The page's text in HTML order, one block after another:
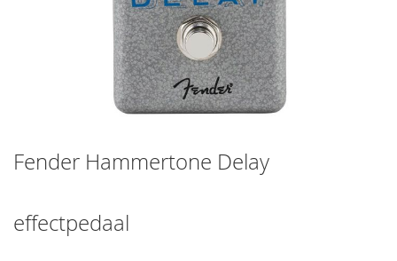
Fender Hammertone Delay
effectpedaal
to
the
the